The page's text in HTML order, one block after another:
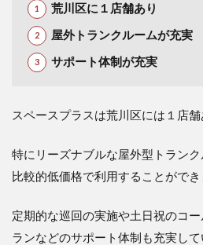
荒川区に１店舗あり
屋外トランクルームが充実
サポート体制が充実
スペースプラスは荒川区には１店舗
特にリーズナブルな屋外型トランク
比較的低価格で利用することができ
定期的な巡回の実施や土日祝のコ
ランなどのサポート体制も充実して